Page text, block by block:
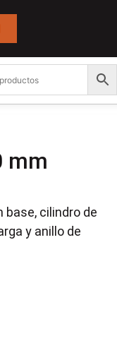
mm
cilindro de
y anillo de